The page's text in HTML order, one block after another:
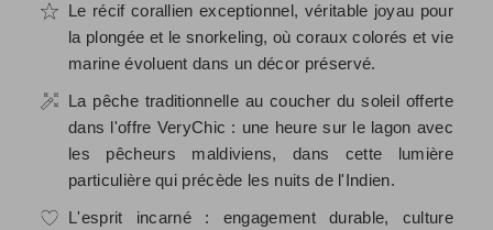
Le récif corallien exceptionnel, véritable joyau pour
la plongée et le snorkeling, où coraux colorés et vie
marine évoluent dans un décor préservé.
La pêche traditionnelle au coucher du soleil offerte
dans l'offre VeryChic : une heure sur le lagon avec
les pêcheurs maldiviens, dans cette lumière
particulière qui précède les nuits de l'Indien.
L'esprit incarné : engagement durable, culture